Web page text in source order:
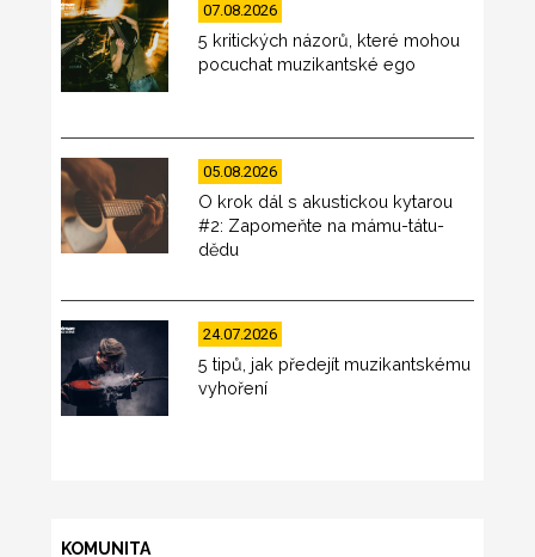
07.08.2026
5 kritických názorů, které mohou
pocuchat muzikantské ego
05.08.2026
O krok dál s akustickou kytarou
#2: Zapomeňte na mámu-tátu-
dědu
24.07.2026
5 tipů, jak předejít muzikantskému
vyhoření
KOMUNITA